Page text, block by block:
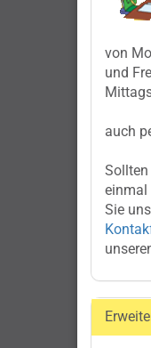
von
und
auch
Sollten
einmal
Sie